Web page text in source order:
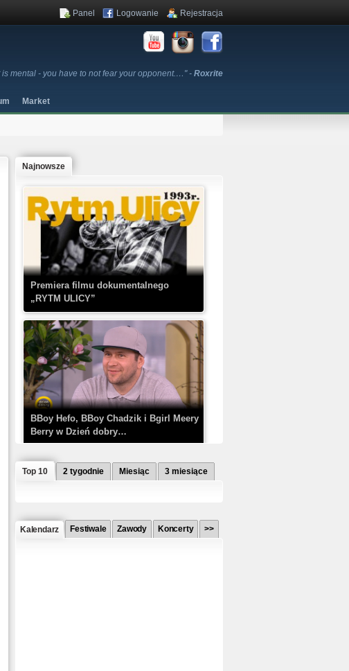
is mental - you have to not fear your opponent.…" - Roxrite
Panel Logowanie Rejestracja
Market
Najnowsze
Premiera filmu dokumentalnego
„RYTM ULICY”
BBoy Hefo, BBoy Chadzik i Bgirl Meery
Berry w Dzień dobry…
Top 10 2 tygodnie Miesiąc 3 miesiące
Kalendarz Festiwale Zawody Koncerty >>